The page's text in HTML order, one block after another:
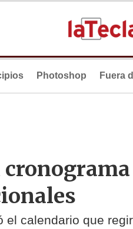
Photoshop Fuera
calendario que